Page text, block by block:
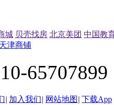
城 贝壳找房 北京美团 中国教
天津商铺
| 加入我们| 网站地图 | 下载App